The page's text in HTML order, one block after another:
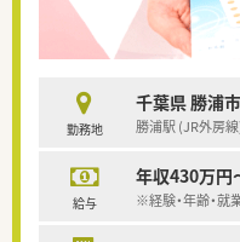
勤務地
千葉県 勝浦市
勝浦駅 (JR外房
給与
年収430万円
※経験・年齢・就